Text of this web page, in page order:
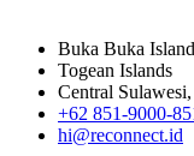
Buka Buka Island
Togean Islands
Central
+62 851-9000-
hi@reconnect.id